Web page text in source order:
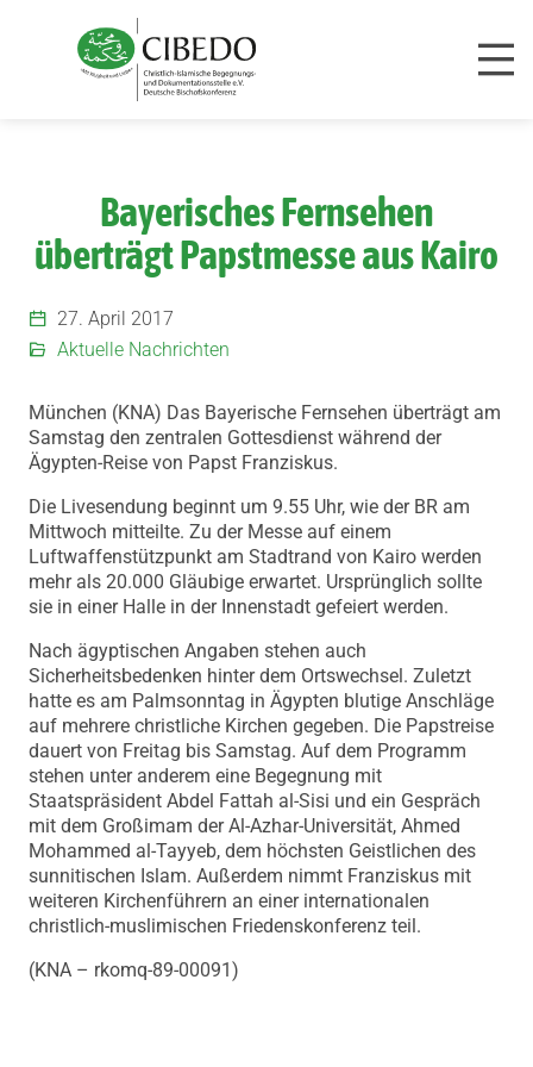
Bayerisches Fernsehen
überträgt Papstmesse aus Kairo
27. April 2017
Aktuelle Nachrichten
München (KNA) Das Bayerische Fernsehen überträgt am
Samstag den zentralen Gottesdienst während der
Ägypten-Reise von Papst Franziskus.
Die Livesendung beginnt um 9.55 Uhr, wie der BR am
Mittwoch mitteilte. Zu der Messe auf einem
Luftwaffenstützpunkt am Stadtrand von Kairo werden
mehr als 20.000 Gläubige erwartet. Ursprünglich sollte
sie in einer Halle in der Innenstadt gefeiert werden.
Nach ägyptischen Angaben stehen auch
Sicherheitsbedenken hinter dem Ortswechsel. Zuletzt
hatte es am Palmsonntag in Ägypten blutige Anschläge
auf mehrere christliche Kirchen gegeben. Die Papstreise
dauert von Freitag bis Samstag. Auf dem Programm
stehen unter anderem eine Begegnung mit
Staatspräsident Abdel Fattah al-Sisi und ein Gespräch
mit dem Großimam der Al-Azhar-Universität, Ahmed
Mohammed al-Tayyeb, dem höchsten Geistlichen des
sunnitischen Islam. Außerdem nimmt Franziskus mit
weiteren Kirchenführern an einer internationalen
christlich-muslimischen Friedenskonferenz teil.
(KNA – rkomq-89-00091)